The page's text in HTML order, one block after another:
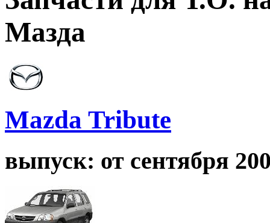
Мазда
Mazda Tribute
выпуск: от сентября